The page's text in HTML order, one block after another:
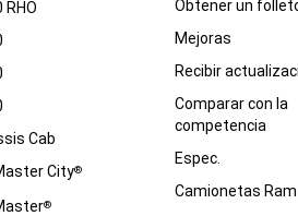
RHO
Cab
City®
®
Obtener un
Mejoras
Recibir
Comparar con la
competencia
Espec.
Camionetas Ram